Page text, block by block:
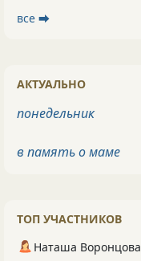
все ⮕
АКТУАЛЬНО
понедельник
в память о маме
ТОП УЧАСТНИКОВ
Наташа Воронцова